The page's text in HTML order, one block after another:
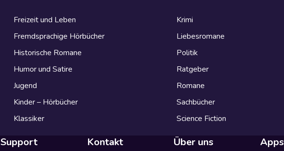
Freizeit und Leben
Fremdsprachige Hörbücher
Historische Romane
Humor und Satire
Jugend
Kinder – Hörbücher
Klassiker
Krimi
Liebesromane
Politik
Ratgeber
Romane
Sachbücher
Science Fiction
Support Kontakt Über uns Apps